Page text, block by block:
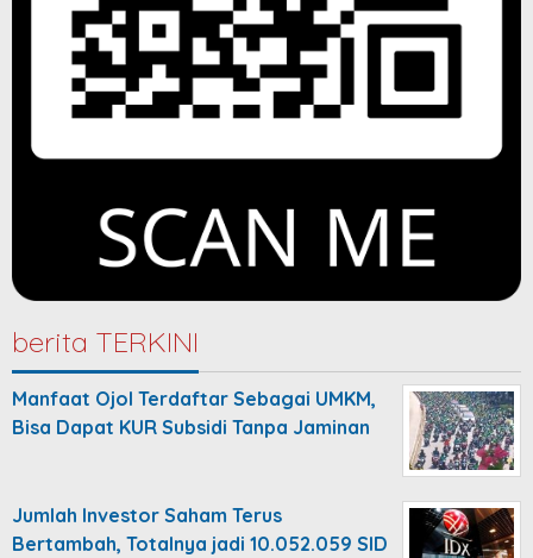
berita TERKINI
Manfaat Ojol Terdaftar Sebagai UMKM,
Bisa Dapat KUR Subsidi Tanpa Jaminan
Jumlah Investor Saham Terus
Bertambah, Totalnya jadi 10.052.059 SID